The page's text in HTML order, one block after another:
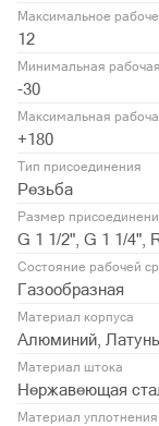
Максимальное
12
Минимальная
-30
Максимальная
+180
Тип присоединения
Резьба
Размер
G 1 1/2", G 1 1/4",
Состояние рабочей
Газообразная
Материал корпуса
Алюминий, Латунь
Материал штока
Нержавеющая
Материал уплотнения